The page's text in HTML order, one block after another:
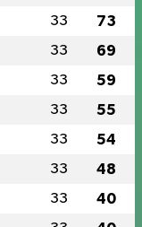
33 73
33 69
33 59
33 55
33 54
33 48
33 40